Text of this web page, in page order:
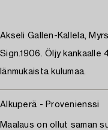
Akseli Gallen-Kallela,
Sign.1906. Öljy kankaalle
Iänmukaista kulumaa.
Alkuperä - Provenienssi
Maalaus on ollut saman